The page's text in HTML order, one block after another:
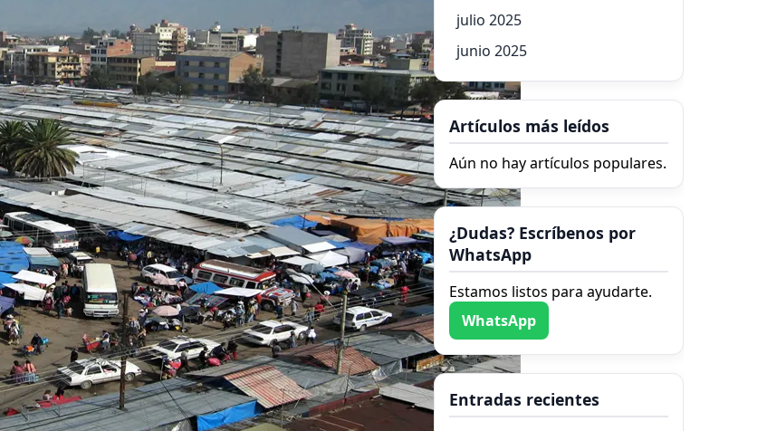
julio 2025
junio 2025
Artículos más leídos
Aún no hay artículos populares.
¿Dudas? Escríbenos por
WhatsApp
Estamos listos para ayudarte.
WhatsApp
Entradas recientes